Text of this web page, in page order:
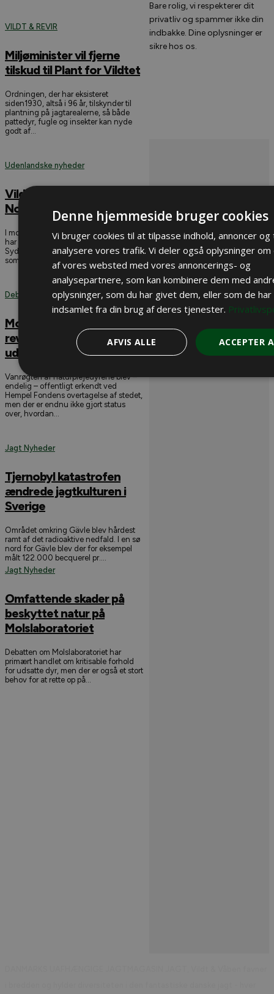
VILDT & REVIR
Miljøminister vil fjerne
tilskud til Plant for Vildtet
Ordningen, der har eksisteret
siden1930, altså i 96 år, tilskynder til
plantning på jagtarealerne, så både
pattedyr, fugle og insekter kan nyde
godt af...
Udenlandske nyheder
Vildsvin observeret i
Norge
I modsætning til Sverige, hvor vildsvin
har etableret sig i store dele af
Sydsverige, har norske myndigheder
som mål at holde bestanden på et...
Debat
Mols Laboratoriet – et
rewildingeksperiment
udenfor kontrol
Vanrøgten af naturplejedyrene blev –
endelig – offentligt erkendt ved
Hempel Fondens overtagelse af stedet,
men der er endnu ikke gjort status
over, hvordan...
Jagt Nyheder
Tjernobyl katastrofen
ændrede jagtkulturen i
Sverige
Området omkring Gävle blev hårdest
ramt af det radioaktive nedfald. I en sø
nord for Gävle blev der for eksempel
målt 122.000 becquerel pr....
Jagt Nyheder
Omfattende skader på
beskyttet natur på
Molslaboratoriet
Debatten om Molslaboratoriet har
primært handlet om kritisable forhold
for udsatte dyr, men der er også et stort
behov for at rette op på...
Bare rolig, vi respekterer dit
privatliv og spammer ikke din
indbakke. Dine oplysninger er
sikre hos os.
Denne hjemmeside bruger cookies
Vi bruger cookies til at tilpasse indhold, annoncer og
analysere vores trafik. Vi deler også oplysninger om
af vores websted med vores annoncerings- og
analysepartnere, som kan kombinere dem med
oplysninger, som du har givet dem, eller som de har
indsamlet fra din brug af deres tjenester.
ACCEPTER
AFVIS ALLE